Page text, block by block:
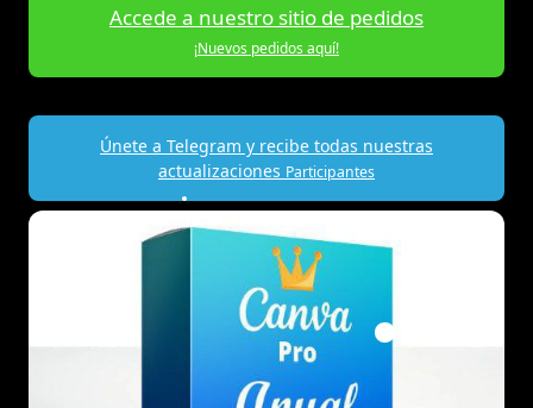
Accede a nuestro sitio de pedidos
¡Nuevos pedidos aquí!
Únete a Telegram y recibe todas nuestras
actualizaciones Participantes